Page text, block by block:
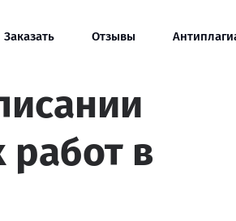
Заказать Отзывы
работ в